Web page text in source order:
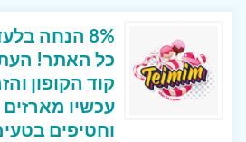
8% הנחה
כל האתר!
קוד הקופון
עכשיו מארזים
וחטיפים